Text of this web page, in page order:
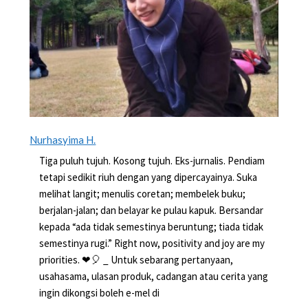
Nurhasyima H.
Tiga puluh tujuh. Kosong tujuh. Eks-jurnalis. Pendiam
tetapi sedikit riuh dengan yang dipercayainya. Suka
melihat langit; menulis coretan; membelek buku;
berjalan-jalan; dan belayar ke pulau kapuk. Bersandar
kepada “ada tidak semestinya beruntung; tiada tidak
semestinya rugi.” Right now, positivity and joy are my
priorities. ❤🎈 _ Untuk sebarang pertanyaan,
usahasama, ulasan produk, cadangan atau cerita yang
ingin dikongsi boleh e-mel di